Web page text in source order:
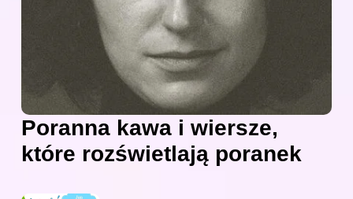
Poranna kawa i wiersze,
które rozświetlają poranek